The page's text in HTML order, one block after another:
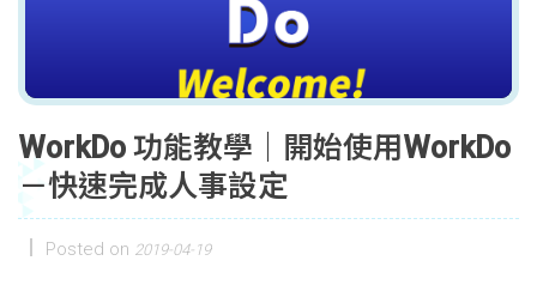
WorkDo 功能教學｜開始使用WorkDo
－快速完成人事設定
Posted on 2019-04-19